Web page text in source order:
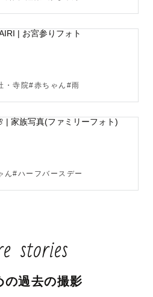
、
覧いただきありがとうございま
申します。
価5.0☆☆☆☆☆(MAX)
・寺院#赤ちゃん#雨
ん#ハーフバースデー
stories
の過去の撮影